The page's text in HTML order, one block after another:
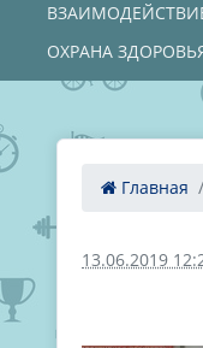
ОХРАНА
Главная
13.06.2019